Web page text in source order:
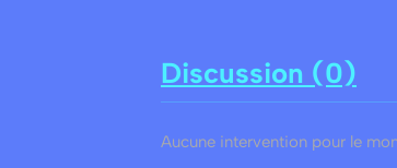
Discussion (0)
Aucune intervention pour le